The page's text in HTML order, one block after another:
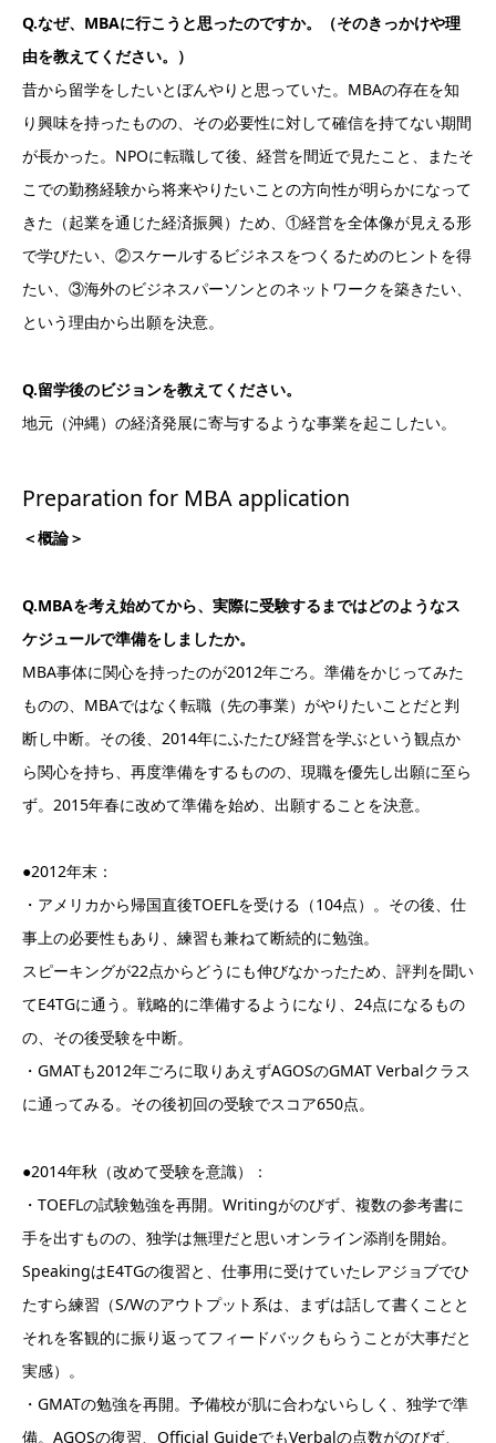
Q.なぜ、MBAに行こうと思ったのですか。（そのきっかけや理
由を教えてください。）
昔から留学をしたいとぼんやりと思っていた。MBAの存在を知
り興味を持ったものの、その必要性に対して確信を持てない期間
が長かった。NPOに転職して後、経営を間近で見たこと、またそ
こでの勤務経験から将来やりたいことの方向性が明らかになって
きた（起業を通じた経済振興）ため、①経営を全体像が見える形
で学びたい、②スケールするビジネスをつくるためのヒントを得
たい、③海外のビジネスパーソンとのネットワークを築きたい、
という理由から出願を決意。
Q.留学後のビジョンを教えてください。
地元（沖縄）の経済発展に寄与するような事業を起こしたい。
Preparation for MBA application
＜概論＞
Q.MBAを考え始めてから、実際に受験するまではどのようなス
ケジュールで準備をしましたか。
MBA事体に関心を持ったのが2012年ごろ。準備をかじってみた
ものの、MBAではなく転職（先の事業）がやりたいことだと判
断し中断。その後、2014年にふたたび経営を学ぶという観点か
ら関心を持ち、再度準備をするものの、現職を優先し出願に至ら
ず。2015年春に改めて準備を始め、出願することを決意。
●2012年末：
・アメリカから帰国直後TOEFLを受ける（104点）。その後、仕
事上の必要性もあり、練習も兼ねて断続的に勉強。
スピーキングが22点からどうにも伸びなかったため、評判を聞い
てE4TGに通う。戦略的に準備するようになり、24点になるもの
の、その後受験を中断。
・GMATも2012年ごろに取りあえずAGOSのGMAT Verbalクラス
に通ってみる。その後初回の受験でスコア650点。
●2014年秋（改めて受験を意識）：
・TOEFLの試験勉強を再開。Writingがのびず、複数の参考書に
手を出すものの、独学は無理だと思いオンライン添削を開始。
SpeakingはE4TGの復習と、仕事用に受けていたレアジョブでひ
たすら練習（S/Wのアウトプット系は、まずは話して書くことと
それを客観的に振り返ってフィードバックもらうことが大事だと
実感）。
・GMATの勉強を再開。予備校が肌に合わないらしく、独学で準
備。AGOSの復習、Official GuideでもVerbalの点数がのびず、